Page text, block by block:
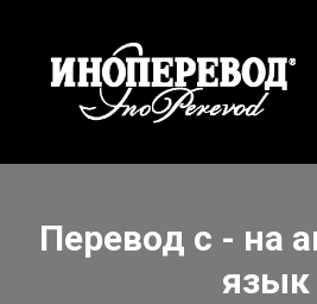
Перевод с - на
язык